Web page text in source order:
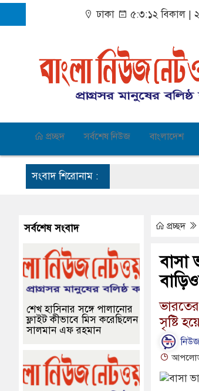
ঢাকা ৫:৩:১২ বিকাল |
প্রচ্ছদ সর্বশেষ নিউজ বাংলাদেশ
সংবাদ শিরোনাম :
প্রচ্ছদ
বাসা
সৃষ্টি
আপলোড
সর্বশেষ সংবাদ
শেখ হাসিনার সঙ্গে পালানোর
ফ্লাইট কীভাবে মিস করেছিলেন
সালমান এফ রহমান